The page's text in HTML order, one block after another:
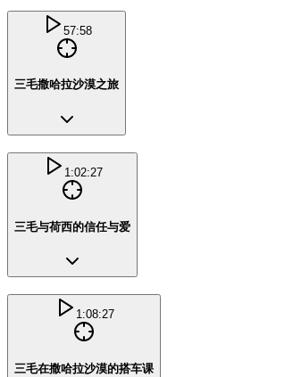
57:58
三毛撒哈拉沙漠之旅
1:02:27
三毛与荷西的信任与爱
1:08:27
三毛在撒哈拉沙漠的搭车课